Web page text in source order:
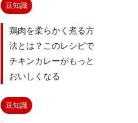
豆知識
鶏肉を柔らかく煮る方
法とは？このレシピで
チキンカレーがもっと
おいしくなる
豆知識